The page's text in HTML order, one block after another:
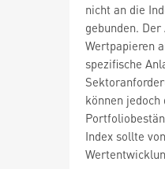
nicht an die
gebunden.
Wertpapieren
spezifische
können jedoch
Index sollte